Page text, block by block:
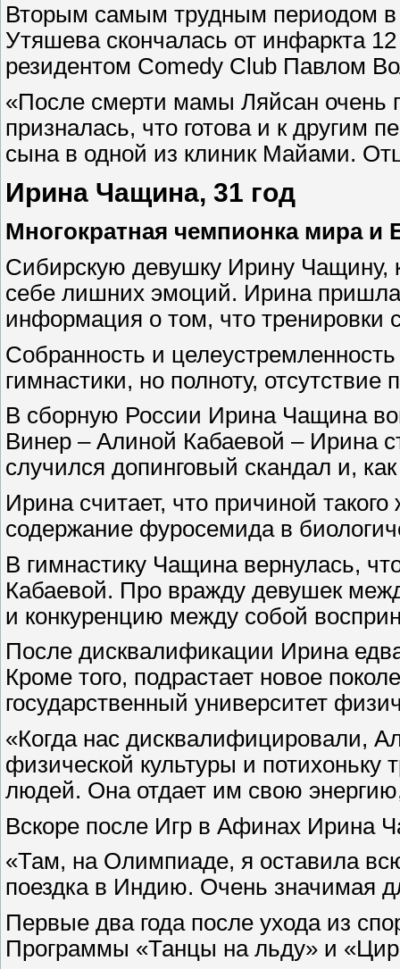
Вторым самым трудным периодом в
Утяшева скончалась от инфаркта
резидентом Comedy Club Павлом
«После смерти мамы Ляйсан очень
призналась, что готова и к другим
сына в одной из клиник Майами.
Ирина Чащина, 31 год
Многократная чемпионка мира и
Сибирскую девушку Ирину Чащину,
себе лишних эмоций. Ирина пришла
информация о том, что тренировки
Собранность и
гимнастики, но полноту,
В сборную России Ирина Чащина
Винер – Алиной Кабаевой – Ирина
случился допинговый скандал и,
Ирина считает, что причиной
содержание фуросемида в
В гимнастику Чащина вернулась,
Кабаевой. Про вражду девушек
и конкуренцию между собой
После дисквалификации Ирина
Кроме того, подрастает новое
государственный университет
«Когда нас дисквалифицировали,
физической культуры и
людей. Она отдает им свою
Вскоре после Игр в Афинах Ирина
«Там, на Олимпиаде, я оставила
поездка в Индию. Очень значимая
Первые два года после ухода из
Программы «Танцы на льду» и